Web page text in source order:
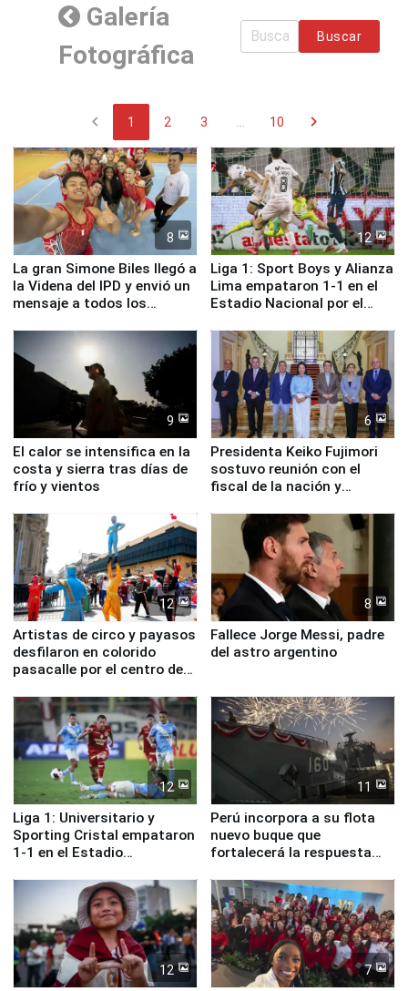
Galería
Fotográfica
Buscar
chevron_left 1 2 3 10 chevron_right
8
La gran Simone Biles llegó a
la Videna del IPD y envió un
mensaje a todos los
12
Liga 1: Sport Boys y Alianza
Lima empataron 1-1 en el
Estadio Nacional por el
9
El calor se intensifica en la
costa y sierra tras días de
frío y vientos
6
Presidenta Keiko Fujimori
sostuvo reunión con el
fiscal de la nación y
12
Artistas de circo y payasos
desfilaron en colorido
pasacalle por el centro de
8
Fallece Jorge Messi, padre
del astro argentino
12
Liga 1: Universitario y
Sporting Cristal empataron
1-1 en el Estadio
11
Perú incorpora a su flota
nuevo buque que
fortalecerá la respuesta
12 7